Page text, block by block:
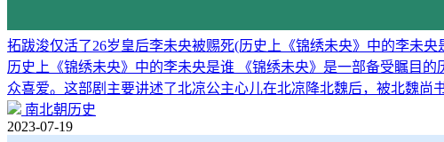
拓跋浚仅活了26岁皇后李未央被赐死(历史上《锦绣未央》中的李未央
历史上《锦绣未央》中的李未央是谁 《锦绣未央》是一部备受瞩目
众喜爱。这部剧主要讲述了北凉公主心儿在北凉降北魏后，被北魏尚
南北朝历史
2023-07-19